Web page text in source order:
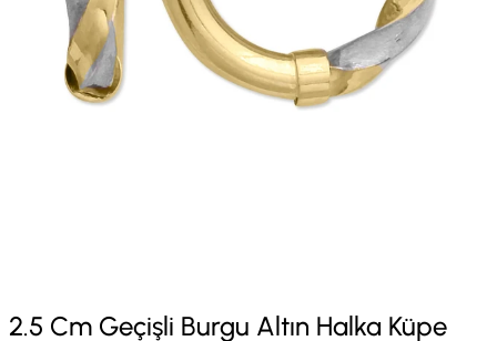
2.5 Cm Geçişli Burgu Altın Halka Küpe